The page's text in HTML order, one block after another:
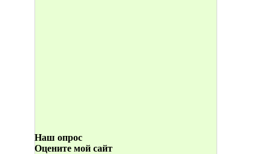
Наш опрос
Оцените мой сайт